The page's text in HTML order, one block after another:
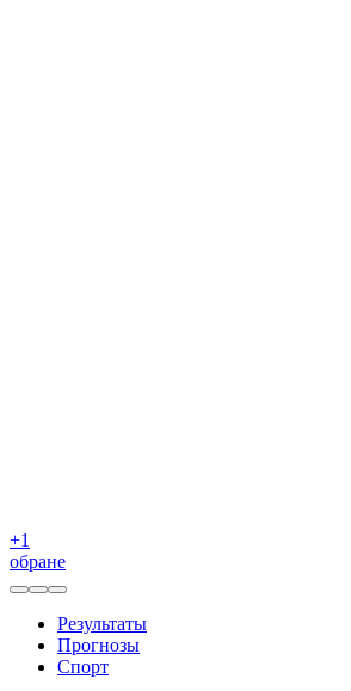
+1
обране
Результаты
Прогнозы
Спорт